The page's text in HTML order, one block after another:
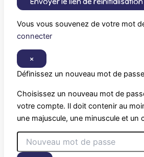
Vous vous souvenez de votre mot
connecter
×
Définissez un nouveau mot de passe
Choisissez un nouveau mot de
votre compte. Il doit contenir au
une majuscule, une minuscule et un